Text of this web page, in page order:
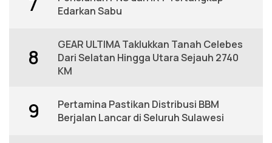
Edarkan Sabu
8
GEAR ULTIMA Taklukkan Tanah Celebes
Dari Selatan Hingga Utara Sejauh 2740
KM
9
Pertamina Pastikan Distribusi BBM
Berjalan Lancar di Seluruh Sulawesi